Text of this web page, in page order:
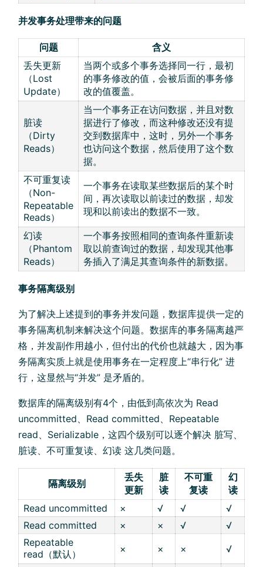
并发事务处理带来的问题
问题
含义
丢失更新
（Lost
Update）
当两个或多个事务选择同一行，最初
的事务修改的值，会被后面的事务修
改的值覆盖。
脏读
（Dirty
Reads）
当一个事务正在访问数据，并且对数
据进行了修改，而这种修改还没有提
交到数据库中，这时，另外一个事务
也访问这个数据，然后使用了这个数
据。
不可重复读
（Non-
Repeatable
Reads）
一个事务在读取某些数据后的某个时
间，再次读取以前读过的数据，却发
现和以前读出的数据不一致。
幻读
（Phantom
Reads）
一个事务按照相同的查询条件重新读
取以前查询过的数据，却发现其他事
务插入了满足其查询条件的新数据。
事务隔离级别
为了解决上述提到的事务并发问题，数据库提供一定的
事务隔离机制来解决这个问题。数据库的事务隔离越严
格，并发副作用越小，但付出的代价也就越大，因为事
务隔离实质上就是使用事务在一定程度上“串行化” 进
行，这显然与“并发” 是矛盾的。
数据库的隔离级别有4个，由低到高依次为 Read
uncommitted、Read committed、Repeatable
read、Serializable，这四个级别可以逐个解决 脏写、
脏读、不可重复读、幻读 这几类问题。
隔离级别
丢失
更新
脏
读
不可重
复读
幻
读
Read uncommitted
× √ √
√
Read committed
× × √
√
Repeatable
read（默认）
× × ×
√